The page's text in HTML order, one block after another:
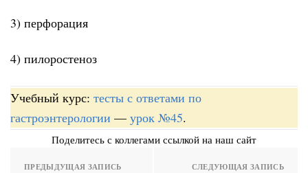
3) перфорация
4) пилоростеноз
Учебный курс: тесты с ответами по
гастроэнтерологии — урок №45.
Поделитесь с коллегами ссылкой на наш сайт
ПРЕДЫДУЩАЯ ЗАПИСЬ СЛЕДУЮЩАЯ ЗАПИСЬ